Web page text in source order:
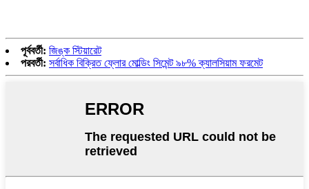
পূর্ববর্তী: জিঙ্ক স্টিয়ারেট
পরবর্তী: সর্বাধিক বিক্রিত ফ্লোর মোল্ডিং সিমেন্ট ৯৮% ক্যালসিয়াম ফরমেট